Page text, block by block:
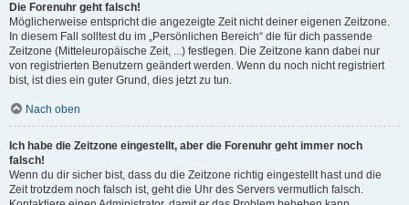
Die Forenuhr geht falsch!
Möglicherweise entspricht die angezeigte Zeit nicht deiner eigenen Zeitzone.
In diesem Fall solltest du im „Persönlichen Bereich“ die für dich passende
Zeitzone (Mitteleuropäische Zeit, ...) festlegen. Die Zeitzone kann dabei nur
von registrierten Benutzern geändert werden. Wenn du noch nicht registriert
bist, ist dies ein guter Grund, dies jetzt zu tun.
Nach oben
Ich habe die Zeitzone eingestellt, aber die Forenuhr geht immer noch
falsch!
Wenn du dir sicher bist, dass du die Zeitzone richtig eingestellt hast und die
Zeit trotzdem noch falsch ist, geht die Uhr des Servers vermutlich falsch.